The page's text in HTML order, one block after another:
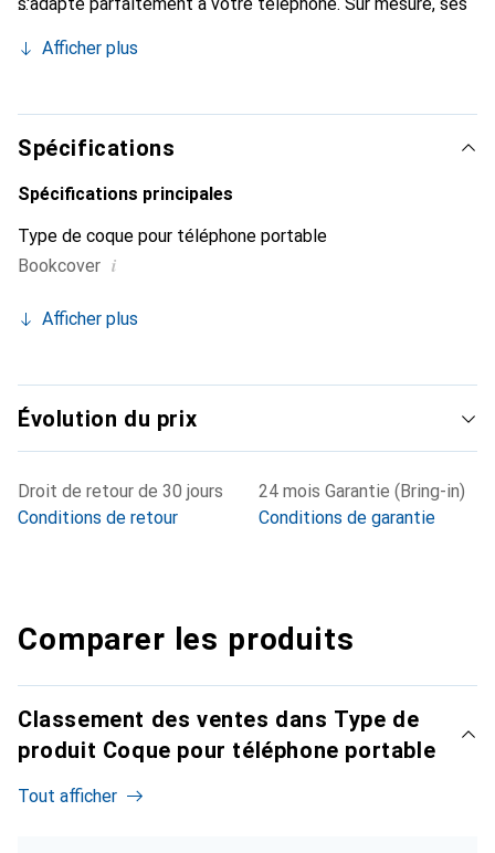
Elle devient l'accessoire chic et indispensable pour votre
produits de haute qualité, la marque Noreve est un choix
fiable pour une clientèle exigeante.
Afficher plus
Spécifications
Spécifications principales
Type de coque pour téléphone portable
Bookcover i
Afficher plus
Évolution du prix
Droit de retour de 30 jours
Conditions de retour
24 mois Garantie (Bring-in)
Conditions de garantie
Comparer les produits
Classement des ventes dans Type de
produit Coque pour téléphone portable
Tout afficher